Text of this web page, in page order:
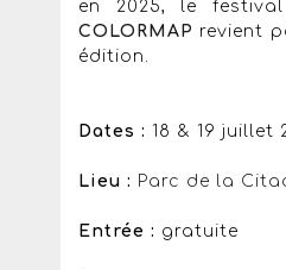
en 2025, le
COLORMAP revient
édition.
Dates : 18 & 19 juillet
Lieu : Parc de la
Entrée : gratuite